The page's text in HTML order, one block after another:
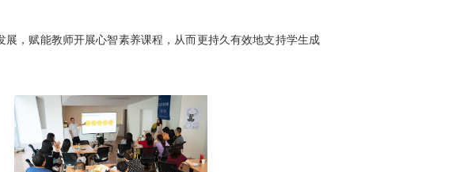
，赋能教师开展心智素养课程，从而更持久有效地支持学生成